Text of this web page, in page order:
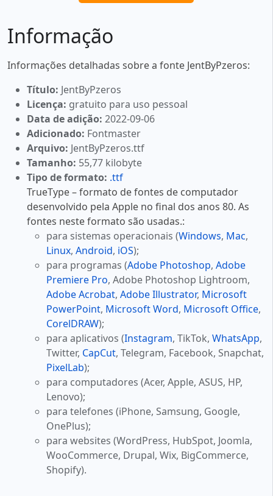
Informação
Informações detalhadas sobre a fonte JentByPzeros:
Título: JentByPzeros
Licença: gratuito para uso pessoal
Data de adição: 2022-09-06
Adicionado: Fontmaster
Arquivo: JentByPzeros.ttf
Tamanho: 55,77 kilobyte
Tipo de formato: .ttf
TrueType – formato de fontes de computador
desenvolvido pela Apple no final dos anos 80. As
fontes neste formato são usadas.:
para sistemas operacionais (Windows, Mac,
Linux, Android, iOS);
para programas (Adobe Photoshop, Adobe
Premiere Pro, Adobe Photoshop Lightroom,
Adobe Acrobat, Adobe Illustrator, Microsoft
PowerPoint, Microsoft Word, Microsoft Office,
CorelDRAW);
para aplicativos (Instagram, TikTok, WhatsApp,
Twitter, CapCut, Telegram, Facebook, Snapchat,
PixelLab);
para computadores (Acer, Apple, ASUS, HP,
Lenovo);
para telefones (iPhone, Samsung, Google,
OnePlus);
para websites (WordPress, HubSpot, Joomla,
WooCommerce, Drupal, Wix, BigCommerce,
Shopify).